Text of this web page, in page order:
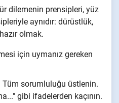
dilemenin prensipleri, yüz
aynıdır: dürüstlük,
olmak.
için uymanız gereken
Tüm sorumluluğu üstlenin.
gibi ifadelerden kaçının.